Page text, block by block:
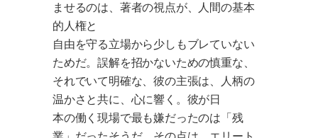
ませるのは、著者の視点が、人間の基本
的人権と
自由を守る立場から少しもブレていない
ためだ。誤解を招かないための慎重な、
それでいて明確な、彼の主張は、人柄の
温かさと共に、心に響く。彼が日
本の働く現場で最も嫌だったのは「残